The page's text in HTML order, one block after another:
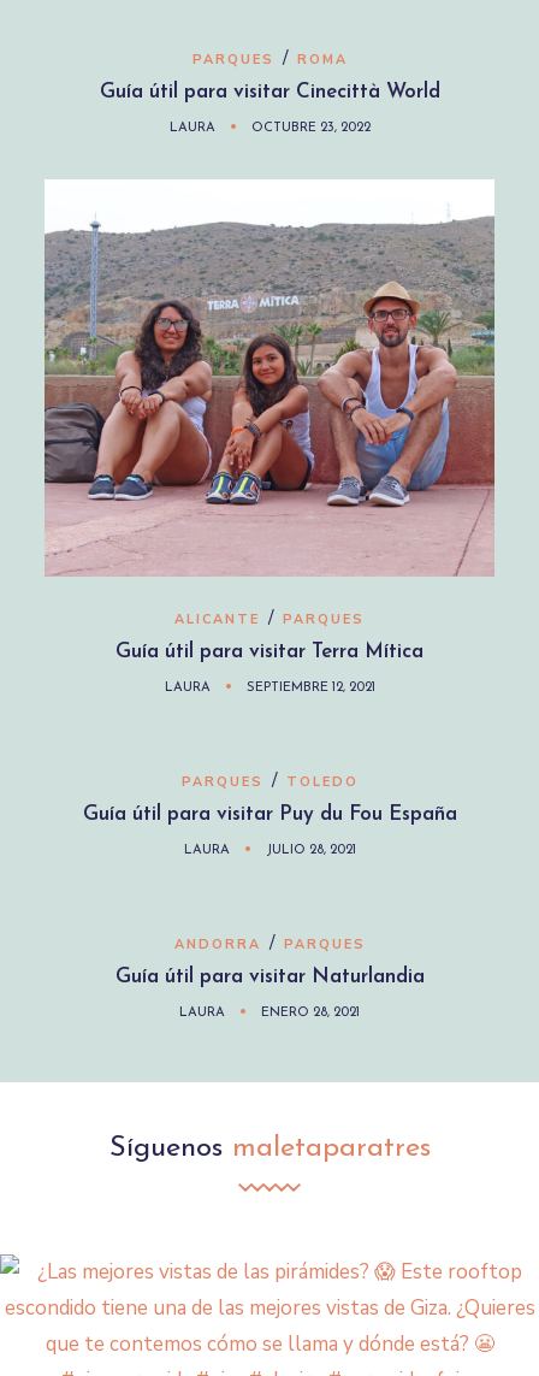
PARQUES / ROMA
Guía útil para visitar Cinecittà World
LAURA OCTUBRE 23, 2022
ALICANTE / PARQUES
Guía útil para visitar Terra Mítica
LAURA SEPTIEMBRE 12, 2021
PARQUES / TOLEDO
Guía útil para visitar Puy du Fou España
LAURA JULIO 28, 2021
ANDORRA / PARQUES
Guía útil para visitar Naturlandia
LAURA ENERO 28, 2021
Síguenos maletaparatres